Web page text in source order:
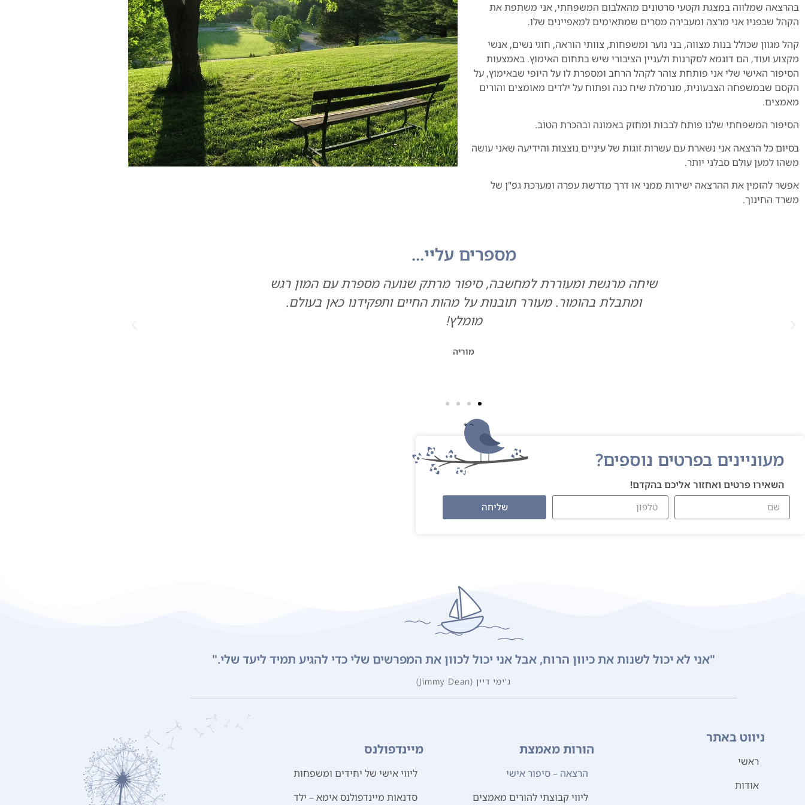
בהרצאה שמלווה במצגת וקטעי סרטונים מהאלבום המשפחתי, אני משתפת את
הקהל שבפניו אני מרצה ומעבירה מסרים שמתאימים למאפיינים שלו.
קהל מגוון שכולל בנות מצווה, בני נוער ומשפחות, צוותי הוראה, חוגי נשים, אנשי
מקצוע ועוד, הם דוגמא לסקרנות ולעניין הציבורי שיש בתחום האימוץ. באמצעות
הסיפור האישי שלי אני פותחת צוהר לקהל הרחב ומספרת לו על היופי שבאימוץ, על
הקסם שבמשפחה הצבעונית, מנרמלת שיח כנה ופתוח על ילדים מאומצים והורים
מאמצים.
הסיפור המשפחתי שלנו פותח לבבות ומחזק באמונה ובהכרת הטוב.
בסיום כל הרצאה אני נשארת עם עשרות זוגות של עיניים נוצצות והידיעה שאני עושה
משהו למען עולם סבלני יותר.
אפשר להזמין את ההרצאה ישירות ממני או דרך מדרשת עפרה ומערכת גפ"ן של
משרד החינוך.
מספרים עליי...
למחשבה, סיפור מרתק שנועה מספרת עם המון רגש
מעורר תובנות על מהות החיים ותפקידנו כאן בעולם.
נעה יקרה, תודה גדולה על שיחה מרגשת מלאה באמונה ובטחון בה' .
השיתוף הכנה שלך נתן לכולנו אמונה ובטחון כל אחת בניסיונות הקטנים
מעוניינים בפרטים נוספים?
השאירו פרטים ואחזור אליכם בהקדם!
שליחה
"אני לא יכול לשנות את כיוון הרוח, אבל אני יכול לכוון את המפרשים שלי כדי להגיע תמיד ליעד שלי."
ג'ימי דיין (Jimmy Dean)
ניווט באתר
ראשי
אודות
הורות מאמצת
הרצאה – סיפור אישי
ליווי קבוצתי להורים מאמצים
מיינדפולנס
ליווי אישי של יחידים ומשפחות
סדנאות מיינדפולנס אימא – ילד